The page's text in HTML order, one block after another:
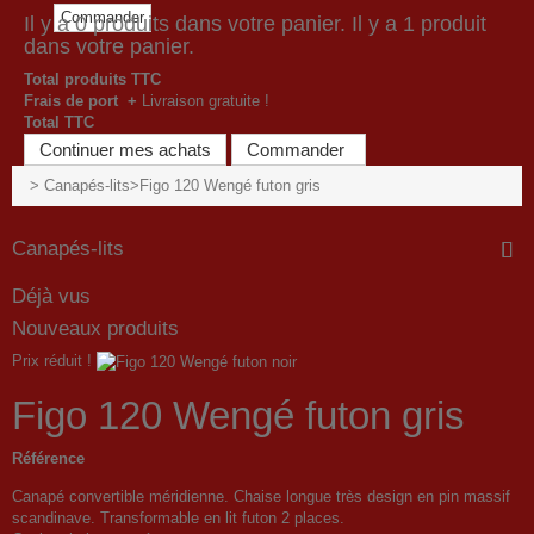
Commander
Il y a0produits dans votre panier. Il y a 1 produit
dans votre panier.
Total produits TTC
Frais de port + Livraison gratuite !
Total TTC
Continuer mes achats Commander
> Canapés-lits> Figo 120 Wengé futon gris
Canapés-lits
Déjà vus
Nouveaux produits
Prix réduit !
Figo 120 Wengé futon gris
Référence
Canapé convertible méridienne. Chaise longue très design en pin massif
scandinave. Transformable en lit futon 2 places.